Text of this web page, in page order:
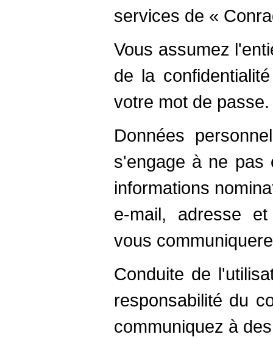
services de «
Vous assumez
de la
votre mot de passe.
Données
s'engage à ne pas
informations
e-mail, adresse
vous
Conduite de
responsabilité du
communiquez à